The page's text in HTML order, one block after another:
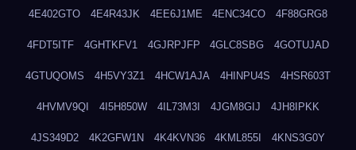
4E402GTO 4E4R43JK 4EE6J1ME 4ENC34CO 4F88GRG8
4FDT5ITF 4GHTKFV1 4GJRPJFP 4GLC8SBG 4GOTUJAD
4GTUQOMS 4H5VY3Z1 4HCW1AJA 4HINPU4S 4HSR603T
4HVMV9QI 4I5H850W 4IL73M3I 4JGM8GIJ 4JH8IPKK
4JS349D2 4K2GFW1N 4K4KVN36 4KML855I 4KNS3G0Y